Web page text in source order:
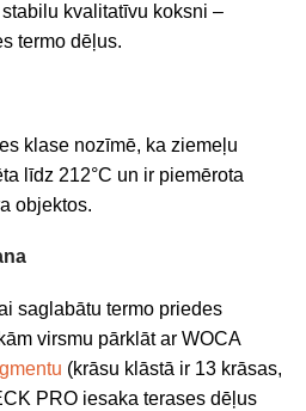
kvalitatīvu koksni –
termo dēļus.
klase nozīmē, ka ziemeļu
līdz 212°C un ir piemērota
objektos.
saglabātu termo priedes
virsmu pārklāt ar WOCA
(krāsu klāstā ir 13 krāsas,
PRO iesaka terases dēļus